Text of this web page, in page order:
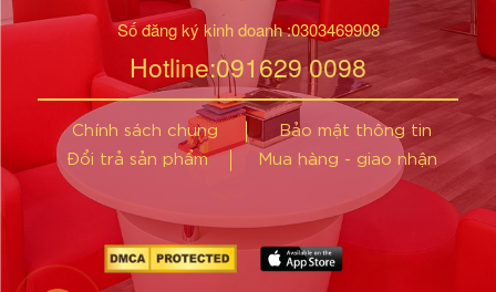
Số đăng ký kinh doanh :0303469908
Hotline:091629 0098
Chính sách chung
Bảo mật thông tin
Đổi trả sản phẩm
Mua hàng - giao nhận